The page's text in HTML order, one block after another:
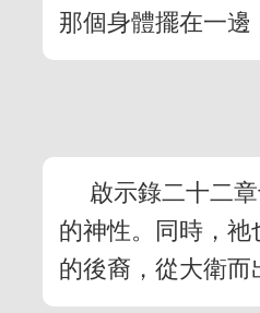
那個身體擺在一邊
啟示錄二十二
的神性。同時，
的後裔，從大衛而